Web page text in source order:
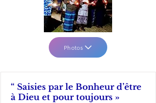
Photos
“ Saisies par le Bonheur d’être
à Dieu et pour toujours »